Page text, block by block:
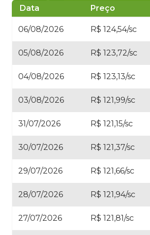
Data Preço
06/08/2026 R$ 124,54/sc
05/08/2026 R$ 123,72/sc
04/08/2026 R$ 123,13/sc
03/08/2026 R$ 121,99/sc
31/07/2026 R$ 121,15/sc
30/07/2026 R$ 121,37/sc
29/07/2026 R$ 121,66/sc
28/07/2026 R$ 121,94/sc
27/07/2026 R$ 121,81/sc